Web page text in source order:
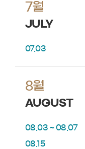
7월
JULY
07.03
8월
AUGUST
08.03 ~ 08.07
08.15